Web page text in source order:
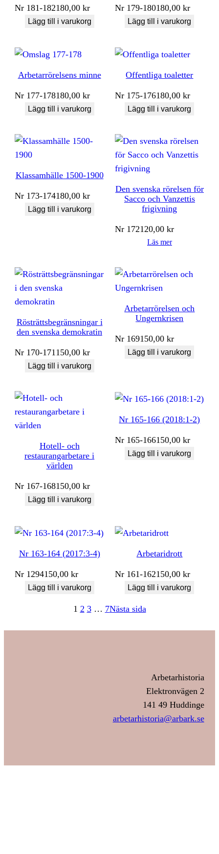
Nr 181-182180,00kr
Lägg till i varukorg
Nr 179-180180,00kr
Lägg till i varukorg
Arbetarrörelsens minne
Nr 177-178180,00kr
Lägg till i varukorg
Offentliga toaletter
Nr 175-176180,00kr
Lägg till i varukorg
Klassamhälle 1500-1900
Nr 173-174180,00kr
Lägg till i varukorg
Den svenska rörelsen för
Sacco och Vanzettis
frigivning
Nr 172120,00kr
Läs mer
Rösträttsbegränsningar i
den svenska demokratin
Nr 170-171 150,00kr
Lägg till i varukorg
Arbetarrörelsen och
Ungernkrisen
Nr 169150,00kr
Lägg till i varukorg
Hotell- och
restaurangarbetare i
världen
Nr 167-168150,00kr
Lägg till i varukorg
Nr 165-166 (2018:1-2)
Nr 165-166150,00kr
Lägg till i varukorg
Nr 163-164 (2017:3-4)
Nr 1294150,00kr
Lägg till i varukorg
Arbetaridrott
Nr 161-162150,00kr
Lägg till i varukorg
1 2 3 … 7Nästa sida
Arbetarhistoria
Elektronvägen 2
141 49 Huddinge
arbetarhistoria@arbark.se